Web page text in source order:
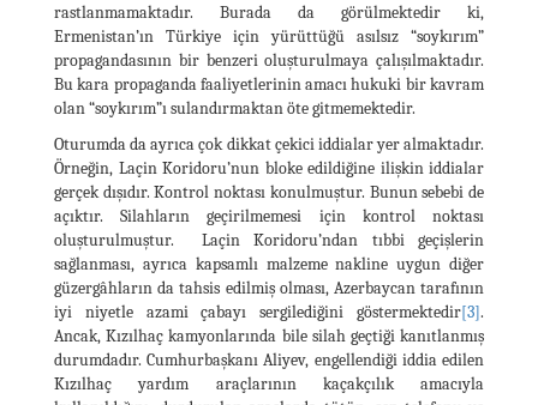
rastlanmamaktadır. Burada da görülmektedir ki,
Ermenistan’ın Türkiye için yürüttüğü asılsız “soykırım”
propagandasının bir benzeri oluşturulmaya çalışılmaktadır.
Bu kara propaganda faaliyetlerinin amacı hukuki bir kavram
olan “soykırım”ı sulandırmaktan öte gitmemektedir.
Oturumda da ayrıca çok dikkat çekici iddialar yer almaktadır.
Örneğin, Laçin Koridoru’nun bloke edildiğine ilişkin iddialar
gerçek dışıdır. Kontrol noktası konulmuştur. Bunun sebebi de
açıktır. Silahların geçirilmemesi için kontrol noktası
oluşturulmuştur. Laçin Koridoru’ndan tıbbi geçişlerin
sağlanması, ayrıca kapsamlı malzeme nakline uygun diğer
güzergâhların da tahsis edilmiş olması, Azerbaycan tarafının
iyi niyetle azami çabayı sergilediğini göstermektedir[3].
Ancak, Kızılhaç kamyonlarında bile silah geçtiği kanıtlanmış
durumdadır. Cumhurbaşkanı Aliyev, engellendiği iddia edilen
Kızılhaç yardım araçlarının kaçakçılık amacıyla